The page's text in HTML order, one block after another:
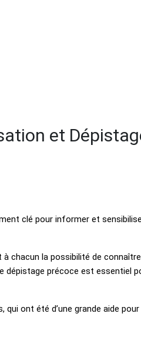
et
clé pour informer et
chacun la possibilité de
dépistage précoce est essentiel
ont été d’une grande aide